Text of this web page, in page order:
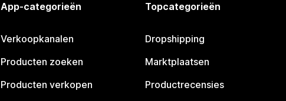
App-categorieën
Verkoopkanalen
Producten zoeken
Producten verkopen
Topcategorieën
Dropshipping
Marktplaatsen
Productrecensies